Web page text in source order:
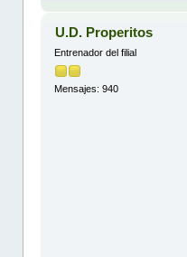
U.D. Properitos
Entrenador del filial
Mensajes: 940